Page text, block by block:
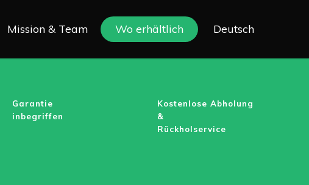
Mission & Team Wo erhältlich Deutsch
Garantie
inbegriffen
Kostenlose Abholung
&
Rückholservice